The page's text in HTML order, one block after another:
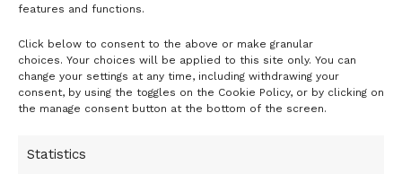
features and functions.
Click below to consent to the above or make granular
choices. Your choices will be applied to this site only. You can
change your settings at any time, including withdrawing your
consent, by using the toggles on the Cookie Policy, or by clicking on
the manage consent button at the bottom of the screen.
Statistics
- H I R D E T É S -